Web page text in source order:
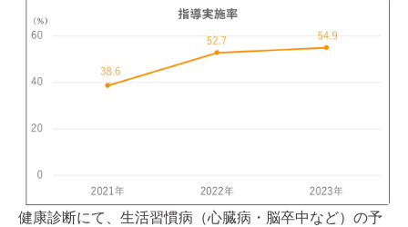
健康診断にて、生活習慣病（心臓病・脳卒中など）の予